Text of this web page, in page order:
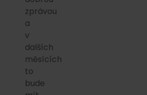
zprávou
a
v
dalších
měsících
to
bude